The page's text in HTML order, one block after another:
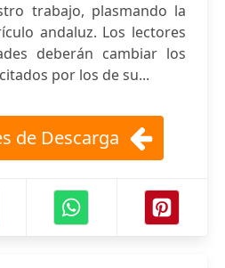
trabajo, plasmando la
andaluz. Los lectores
deberán cambiar los
por los de su...
de Descarga